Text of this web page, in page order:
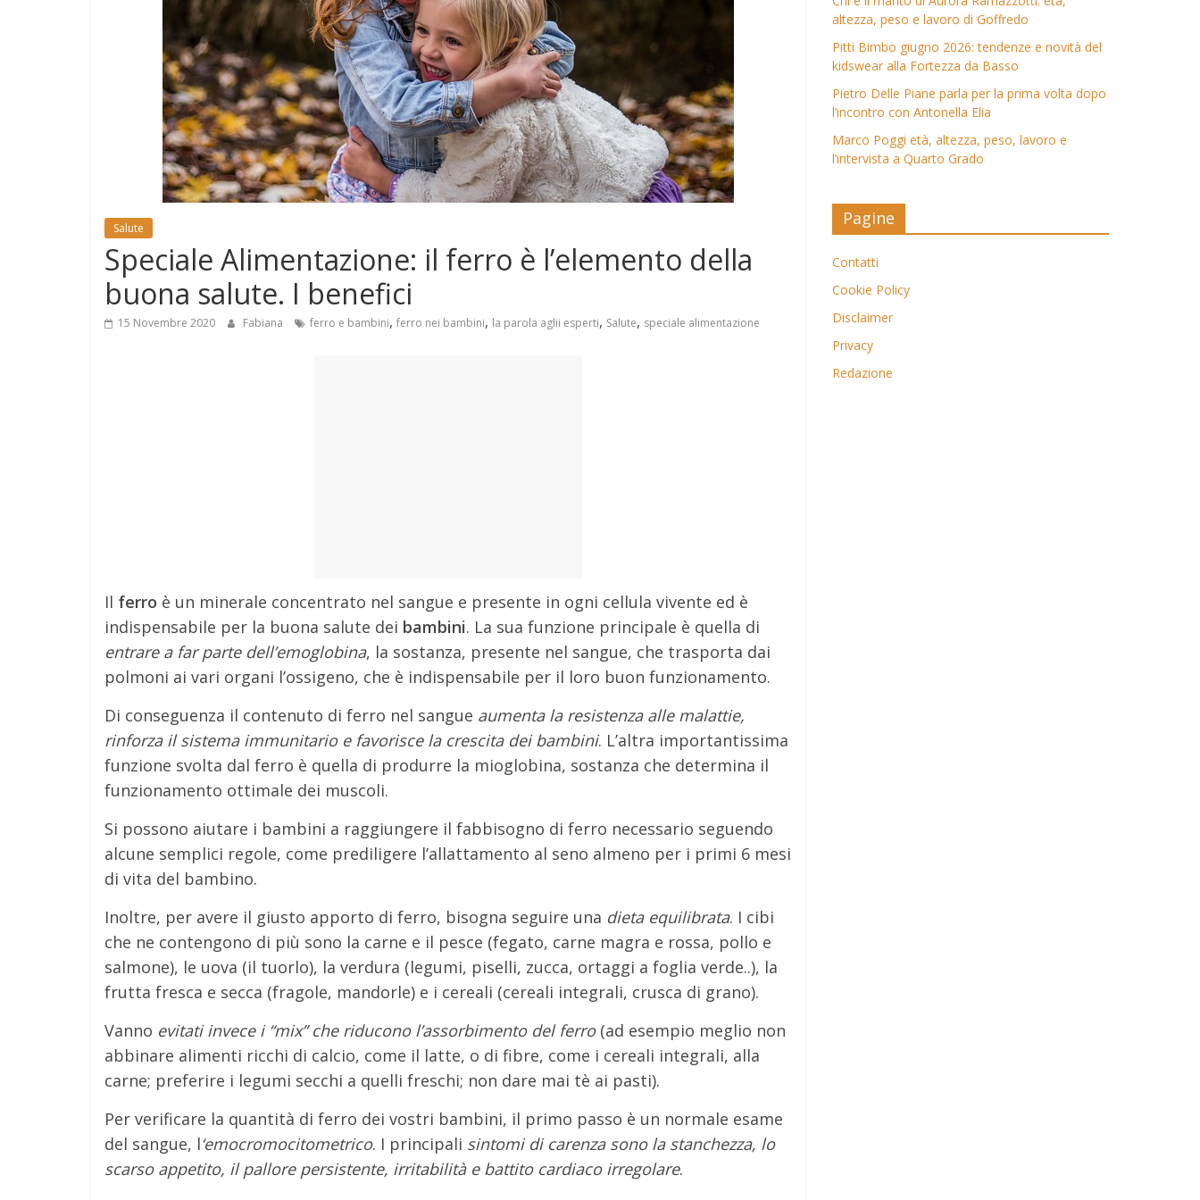
Salute
Speciale Alimentazione: il ferro è l’elemento della
buona salute. I benefici
15 Novembre 2020 Fabiana ferro e bambini, ferro nei bambini, la parola aglii esperti, Salute, speciale alimentazione
Il ferro è un minerale concentrato nel sangue e presente in ogni cellula vivente ed è
indispensabile per la buona salute dei bambini. La sua funzione principale è quella di
entrare a far parte dell’emoglobina, la sostanza, presente nel sangue, che trasporta dai
polmoni ai vari organi l’ossigeno, che è indispensabile per il loro buon funzionamento.
Di conseguenza il contenuto di ferro nel sangue aumenta la resistenza alle malattie,
rinforza il sistema immunitario e favorisce la crescita dei bambini. L’altra importantissima
funzione svolta dal ferro è quella di produrre la mioglobina, sostanza che determina il
funzionamento ottimale dei muscoli.
Si possono aiutare i bambini a raggiungere il fabbisogno di ferro necessario seguendo
alcune semplici regole, come prediligere l’allattamento al seno almeno per i primi 6 mesi
di vita del bambino.
Inoltre, per avere il giusto apporto di ferro, bisogna seguire una dieta equilibrata. I cibi
che ne contengono di più sono la carne e il pesce (fegato, carne magra e rossa, pollo e
salmone), le uova (il tuorlo), la verdura (legumi, piselli, zucca, ortaggi a foglia verde..), la
frutta fresca e secca (fragole, mandorle) e i cereali (cereali integrali, crusca di grano).
Vanno evitati invece i “mix” che riducono l’assorbimento del ferro(ad esempio meglio non
abbinare alimenti ricchi di calcio, come il latte, o di fibre, come i cereali integrali, alla
carne; preferire i legumi secchi a quelli freschi; non dare mai tè ai pasti).
Per verificare la quantità di ferro dei vostri bambini, il primo passo è un normale esame
del sangue, l‘emocromocitometrico. I principali sintomi di carenza sono la stanchezza, lo
scarso appetito, il pallore persistente, irritabilità e battito cardiaco irregolare.
altezza, peso e lavoro di Goffredo
Pitti Bimbo giugno 2026: tendenze e novità del
kidswear alla Fortezza da Basso
Pietro Delle Piane parla per la prima volta dopo
l’incontro con Antonella Elia
Marco Poggi età, altezza, peso, lavoro e
l’intervista a Quarto Grado
Pagine
Contatti
Cookie Policy
Disclaimer
Privacy
Redazione